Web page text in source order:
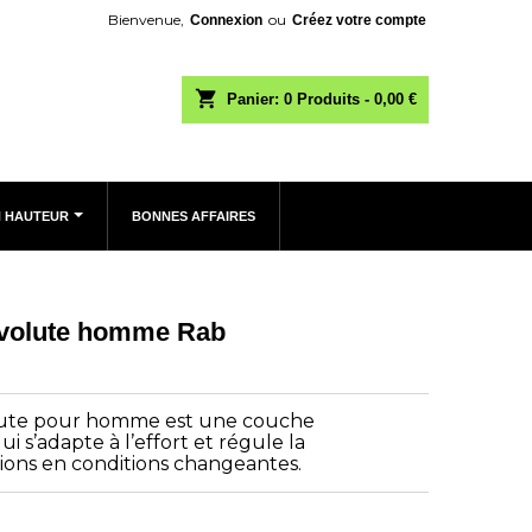
Bienvenue, Connexion ou Créez votre compte
shopping_cart Panier: 0 Produits - 0,00 €
HAUTEUR BONNES AFFAIRES
homme Rab
pour homme est une couche
s’adapte à l’effort et régule la
en conditions changeantes.